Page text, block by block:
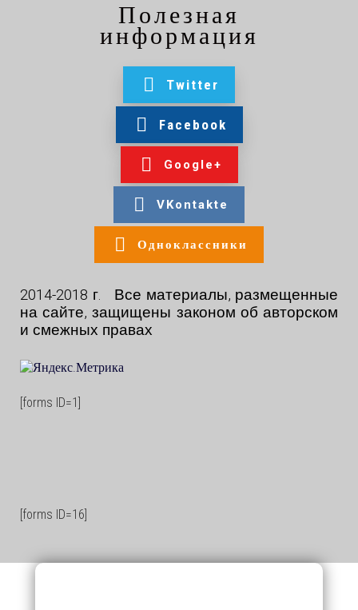
Полезная
информация
Twitter
Facebook
Google+
VKontakte
Одноклассники
2014-2018 г. Все материалы, размещенные
на сайте, защищены законом об авторском
и смежных правах
[forms ID=1]
[forms ID=16]